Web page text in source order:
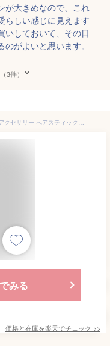
が大きめなので、これ
らしい感じに見えます
いしておいて、その日
がよいと思います。
3件）
かんざし リボン U字 普段使い 髪飾り ヘアアクセサリー へアスティック へアレンジ u字コーム まとめ髪 へアースティック ヘアピン 和装 洋装 シルバー
みる
価格と在庫を楽天でチェック >>